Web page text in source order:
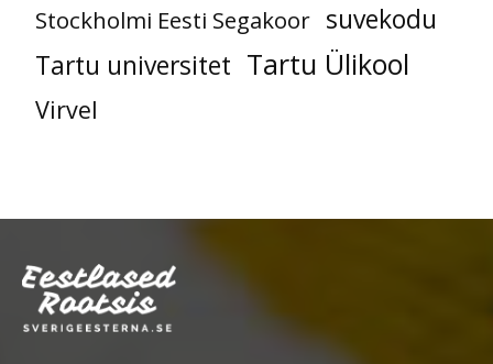
Stockholmi Eesti Segakoor suvekodu
Tartu universitet Tartu Ülikool
Virvel